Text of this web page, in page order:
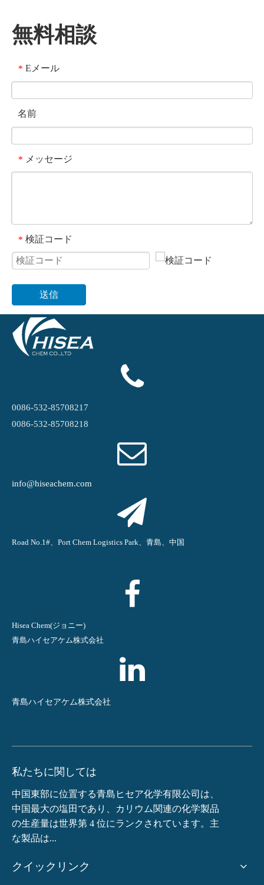
無料相談
* Eメール
名前
* メッセージ
* 検証コード
送信
0086-532-85708217
0086-532-85708218
info@hiseachem.com
Road No.1#、Port Chem Logistics Park、青島、中国
Hisea Chem(ジョニー)
青島ハイセアケム株式会社
青島ハイセアケム株式会社
私たちに関しては
中国東部に位置する青島ヒセア化学有限公司は、
中国最大の塩田であり、カリウム関連の化学製品
の生産量は世界第 4 位にランクされています。主
な製品は...
クイックリンク